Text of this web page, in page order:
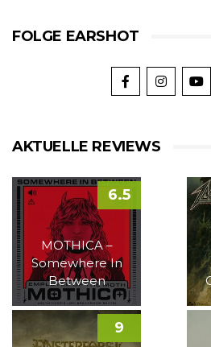
FOLGE EARSHOT
AKTUELLE REVIEWS
MOTHICA –
Somewhere In
Between
6.5
9